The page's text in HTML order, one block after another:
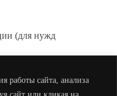
работы сайта, анализа
сайт или кликая на
(для нужд